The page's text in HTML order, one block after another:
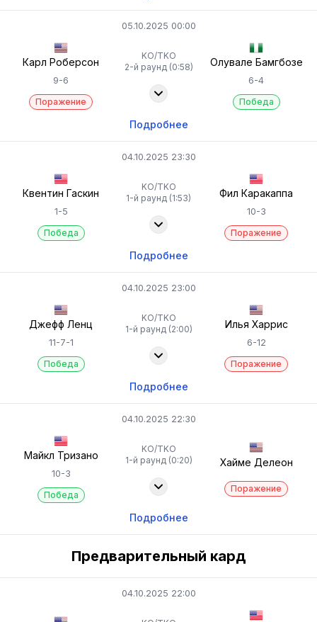
05.10.2025 00:00
Карл Роберсон
9-6
Поражение
KO/TKO
2-й раунд (0:58)
Олувале Бамгбозе
6-4
Победа
Подробнее
04.10.2025 23:30
Квентин Гаскин
1-5
Победа
KO/TKO
1-й раунд (1:53)
Фил Каракаппа
10-3
Поражение
Подробнее
04.10.2025 23:00
Джефф Ленц
11-7-1
Победа
KO/TKO
1-й раунд (2:00)
Илья Харрис
6-12
Поражение
Подробнее
04.10.2025 22:30
Майкл Тризано
10-3
Победа
KO/TKO
1-й раунд (0:20)
Хайме Делеон
Поражение
Подробнее
Предварительный кард
04.10.2025 22:00